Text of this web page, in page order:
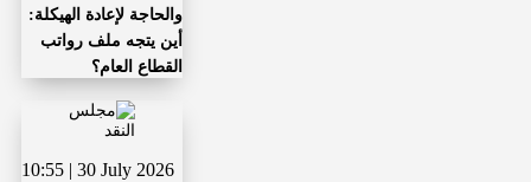
والحاجة لإعادة الهيكلة:
أين يتجه ملف رواتب
القطاع العام؟
10:55 | 30 July 2026